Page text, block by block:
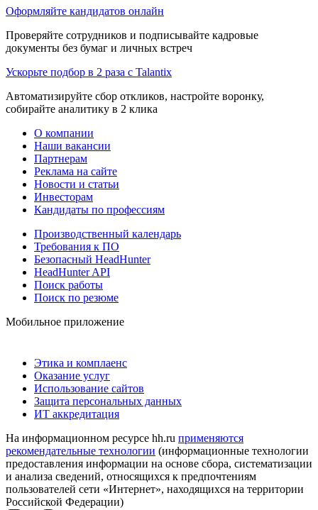
Оформляйте кандидатов онлайн
Проверяйте сотрудников и подписывайте кадровые
документы без бумаг и личных встреч
Ускорьте подбор в 2 раза с Talantix
Автоматизируйте сбор откликов, настройте воронку,
собирайте аналитику в 2 клика
О компании
Наши вакансии
Партнерам
Реклама на сайте
Новости и статьи
Инвесторам
Кандидаты по профессиям
Производственный календарь
Требования к ПО
Безопасный HeadHunter
HeadHunter API
Поиск работы
Поиск по резюме
Мобильное приложение
Этика и комплаенс
Оказание услуг
Использование сайтов
Защита персональных данных
ИТ аккредитация
На информационном ресурсе hh.ru применяются
рекомендательные технологии (информационные технологии
предоставления информации на основе сбора, систематизации
и анализа сведений, относящихся к предпочтениям
пользователей сети «Интернет», находящихся на территории
Российской Федерации)